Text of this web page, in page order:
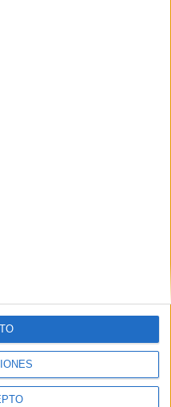
registrarte te daremos
con 100 consejos para tu